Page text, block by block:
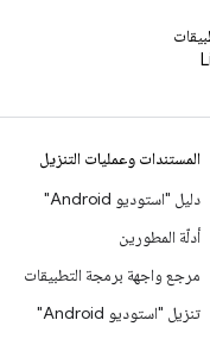
المستندات وعمليات التنزيل
دليل "استوديو Android"
أدلّة المطورين
مرجع واجهة برمجة التطبيقات
تنزيل "استوديو Android"